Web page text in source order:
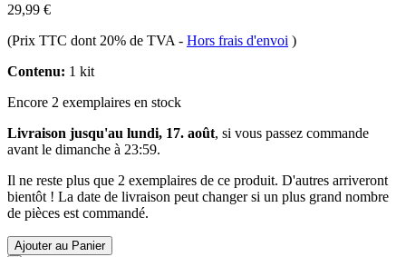
29,99 €
(Prix TTC dont 20% de TVA - Hors frais d'envoi )
Contenu: 1 kit
Encore 2 exemplaires en stock
Livraison jusqu'au lundi, 17. août, si vous passez commande
avant le dimanche à 23:59.
Il ne reste plus que 2 exemplaires de ce produit. D'autres arriveront
bientôt ! La date de livraison peut changer si un plus grand nombre
de pièces est commandé.
Ajouter au Panier